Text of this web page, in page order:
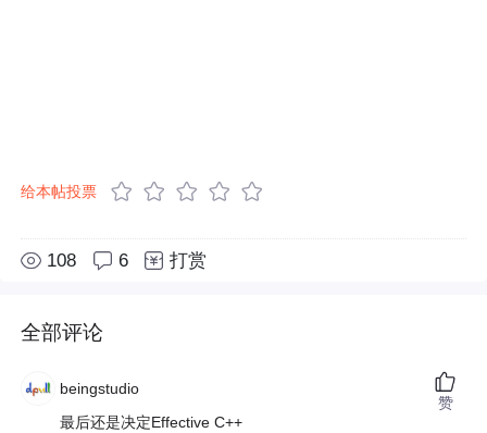
给本帖投票
108 6 打赏
全部评论
beingstudio
最后还是决定Effective C++
赞